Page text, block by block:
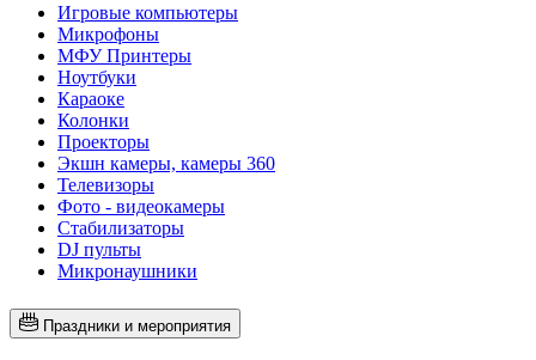
Игровые компьютеры
Микрофоны
МФУ Принтеры
Ноутбуки
Караоке
Колонки
Проекторы
Экшн камеры, камеры 360
Телевизоры
Фото - видеокамеры
Стабилизаторы
DJ пульты
Микронаушники
Праздники и мероприятия